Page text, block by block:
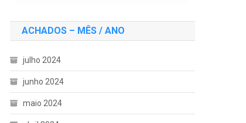
ACHADOS – MÊS / ANO
julho 2024
junho 2024
maio 2024